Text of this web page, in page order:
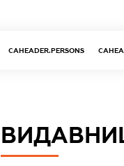
CAHEADER.PERSONS